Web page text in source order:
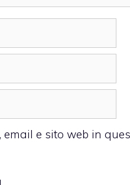
email e sito web in